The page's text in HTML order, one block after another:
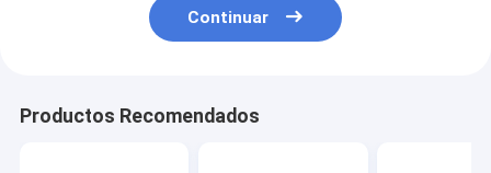
Continuar
Productos Recomendados